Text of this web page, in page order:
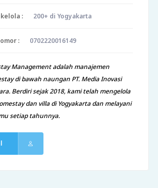
: 200+ di Yogyakarta
: 0702220016149
Management adalah manajemen
di bawah naungan PT. Media Inovasi
Berdiri sejak 2018, kami telah mengelola
dan villa di Yogyakarta dan melayani
setiap tahunnya.